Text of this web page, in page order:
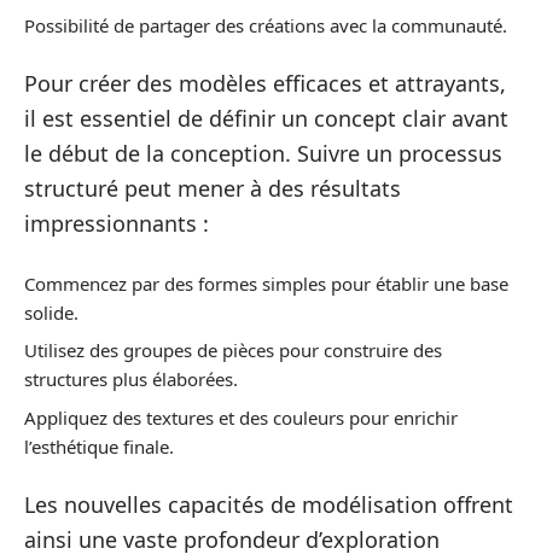
Possibilité de partager des créations avec la communauté.
Pour créer des modèles efficaces et attrayants,
il est essentiel de définir un concept clair avant
le début de la conception. Suivre un processus
structuré peut mener à des résultats
impressionnants :
Commencez par des formes simples pour établir une base
solide.
Utilisez des groupes de pièces pour construire des
structures plus élaborées.
Appliquez des textures et des couleurs pour enrichir
l’esthétique finale.
Les nouvelles capacités de modélisation offrent
ainsi une vaste profondeur d’exploration